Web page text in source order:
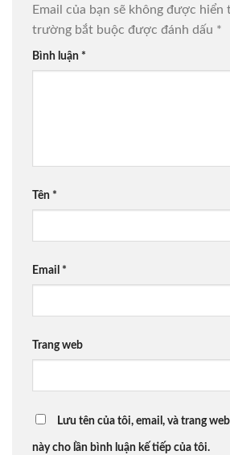
Email của bạn sẽ không được hiển
trường bắt buộc được đánh dấu *
Bình luận *
Tên *
Email *
Trang web
Lưu tên của tôi, email, và trang
này cho lần bình luận kế tiếp của tôi.